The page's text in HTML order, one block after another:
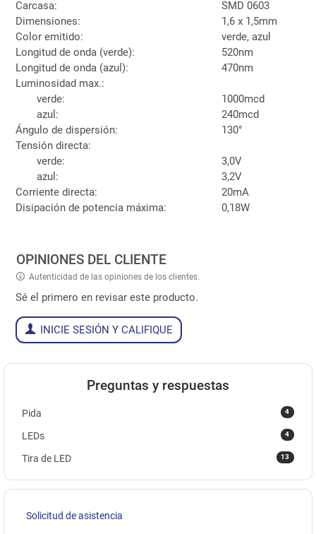
Carcasa:
SMD 0603
Dimensiones:
1,6 x 1,5mm
Color emitido:
verde, azul
Longitud de onda (verde):
520nm
Longitud de onda (azul):
470nm
Luminosidad max.:
verde:
1000mcd
azul:
240mcd
Ángulo de dispersión:
130°
Tensión directa:
verde:
3,0V
azul:
3,2V
Corriente directa:
20mA
Disipación de potencia máxima:
0,18W
OPINIONES DEL CLIENTE
Autenticidad de las opiniones de los clientes.
Sé el primero en revisar este producto.
INICIE SESIÓN Y CALIFIQUE
Preguntas y respuestas
4
Pida
4
LEDs
13
Tira de LED
Solicitud de asistencia